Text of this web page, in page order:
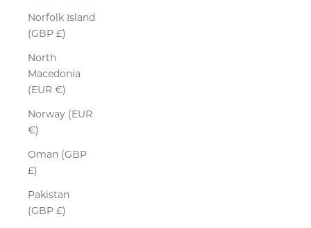
Norfolk Island
(GBP £)
North
Macedonia
(EUR €)
Norway (EUR
€)
Oman (GBP
£)
Pakistan
(GBP £)